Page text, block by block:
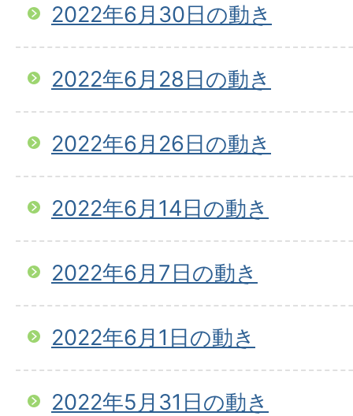
2022年6月30日の動き
2022年6月28日の動き
2022年6月26日の動き
2022年6月14日の動き
2022年6月7日の動き
2022年6月1日の動き
2022年5月31日の動き